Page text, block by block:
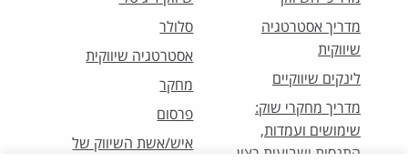
מדריך אסטרטגיה
שיווקית
לינקים שיווקיים
מדריך מחקרי שוק:
שימושים ועמדות,
התנסות ושביעות רצון
סלולר
אסטרטגיה שיווקית
מחקר
פרסום
איש/אשת השיווק של